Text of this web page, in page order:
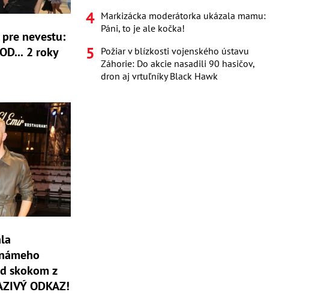
nevestu:
2 roky
skokom z
ODKAZ!
Markizácka moderátorka ukázala mamu:
Páni, to je ale kočka!
Požiar v blízkosti vojenského ústavu
Záhorie: Do akcie nasadili 90 hasičov,
dron aj vrtuľníky Black Hawk